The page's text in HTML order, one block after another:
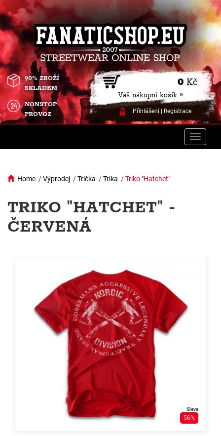
0 Kč
Váš nákupní košík »
Přihlášení| Registrace
90% ZBOŽÍ
SKLADEM
NONSTOP
PROVOZ
Toggle
Home /Výprodej /Trička /Trika /Triko "Hatchet"
TRIKO "HATCHET" -
ČERVENÁ
Sleva
56%